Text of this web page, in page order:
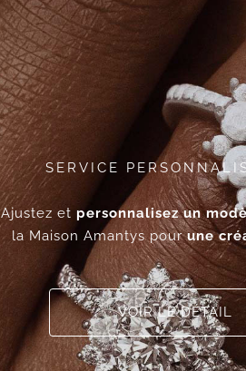
SERVICE
Ajustez etpersonnalisez un
la Maison Amantys pourune
VOIR LE DÉTAIL